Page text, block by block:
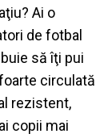
Ai o
de fotbal
să îţi pui
circulată
rezistent,
copii mai